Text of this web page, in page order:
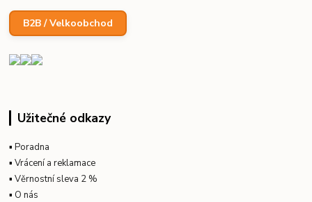
B2B / Velkoobchod
Užitečné odkazy
▪Poradna
▪Vrácení a reklamace
▪Věrnostní sleva 2 %
▪ O nás